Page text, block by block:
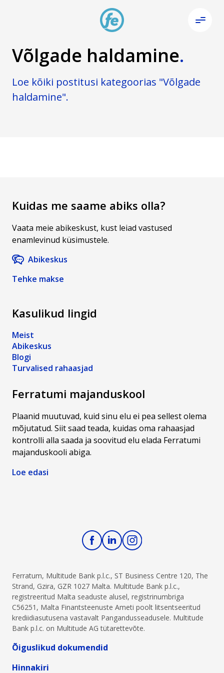
Võlgade haldamine.
Loe kõiki postitusi kategoorias "Võlgade
haldamine".
Kuidas me saame abiks olla?
Vaata meie abikeskust, kust leiad vastused
enamlevinud küsimustele.
Abikeskus
Tehke makse
Kasulikud lingid
Meist
Abikeskus
Blogi
Turvalised rahaasjad
Ferratumi majanduskool
Plaanid muutuvad, kuid sinu elu ei pea sellest olema
mõjutatud. Siit saad teada, kuidas oma rahaasjad
kontrolli alla saada ja soovitud elu elada Ferratumi
majanduskooli abiga.
Loe edasi
Ferratum, Multitude Bank p.l.c., ST Business Centre 120, The
Strand, Gzira, GZR 1027 Malta. Multitude Bank p.l.c.,
registreeritud Malta seaduste alusel, registrinumbriga
C56251, Malta Finantsteenuste Ameti poolt litsentseeritud
krediidiasutusena vastavalt Pangandusseadusele. Multitude
Bank p.l.c. on Multitude AG tütarettevõte.
Õiguslikud dokumendid
Hinnakiri